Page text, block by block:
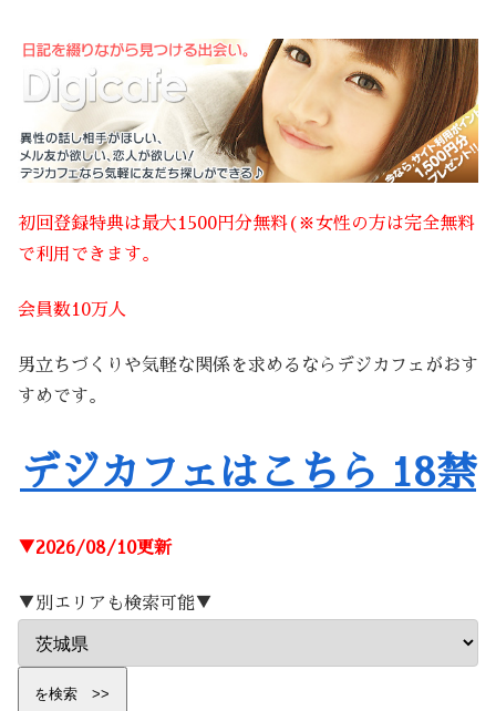
初回登録特典は最大1500円分無料(※女性の方は完全無料
で利用できます。
会員数10万人
男立ちづくりや気軽な関係を求めるならデジカフェがおす
すめです。
デジカフェはこちら 18禁
▼2026/08/10更新
▼別エリアも検索可能▼